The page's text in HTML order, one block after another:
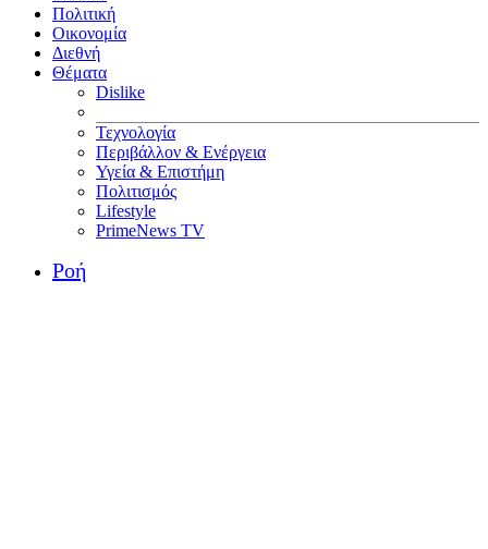
Πολιτική
Οικονομία
Διεθνή
Θέματα
Dislike
Τεχνολογία
Περιβάλλον & Ενέργεια
Υγεία & Επιστήμη
Πολιτισμός
Lifestyle
PrimeNews TV
Ροή